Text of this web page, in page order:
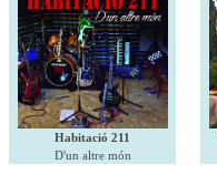
Habitació 211
D'un altre món